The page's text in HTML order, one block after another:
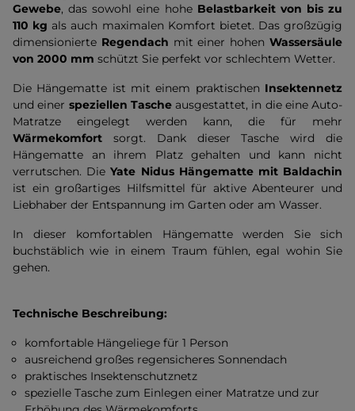
Gewebe, das sowohl eine hohe Belastbarkeit von bis zu
110 kg als auch maximalen Komfort bietet. Das großzügig
dimensionierte Regendach mit einer hohenWassersäule
von 2000 mm schützt Sie perfekt vor schlechtem Wetter.
Die Hängematte ist mit einem praktischen Insektennetz
und einer speziellen Tascheausgestattet, in die eine Auto-
Matratze eingelegt werden kann, die für mehr
Wärmekomfort sorgt. Dank dieser Tasche wird die
Hängematte an ihrem Platz gehalten und kann nicht
verrutschen. DieYate Nidus Hängematte mit Baldachin
ist ein großartiges Hilfsmittel für aktive Abenteurer und
Liebhaber der Entspannung im Garten oder am Wasser.
In dieser komfortablen Hängematte werden Sie sich
buchstäblich wie in einem Traum fühlen, egal wohin Sie
gehen.
Technische Beschreibung:
komfortable Hängeliege für 1 Person
ausreichend großes regensicheres Sonnendach
praktisches Insektenschutznetz
spezielle Tasche zum Einlegen einer Matratze und zur